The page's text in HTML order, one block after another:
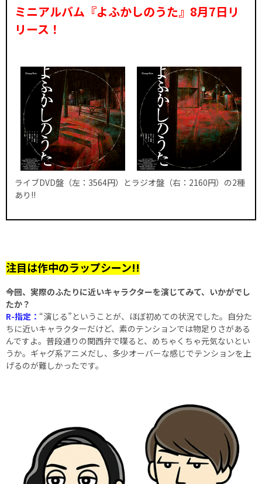
ミニアルバム『よふかしのうた』8月7日リ
リース！
ライブDVD盤（左：3564円）とラジオ盤（右：2160円）の2種
あり!!
注目は作中のラップシーン!!
――今回、実際のふたりに近いキャラクターを演じてみて、いかがでし
たか？
R-指定： “演じる”ということが、ほぼ初めての状況でした。自分た
ちに近いキャラクターだけど、素のテンションでは物足りさがある
んですよ。普段通りの関西弁で喋ると、めちゃくちゃ元気ないとい
うか。ギャグ系アニメだし、多少オーバーな感じでテンションを上
げるのが難しかったです。